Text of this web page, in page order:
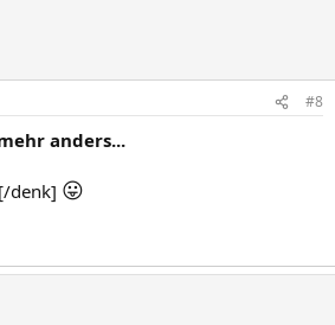
#8
anders...
denk] 😛